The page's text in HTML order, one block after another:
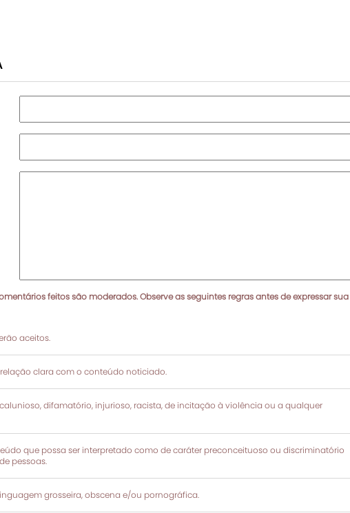
feitos são moderados. Observe as seguintes regras antes de expressar sua
aceitos.
clara com o conteúdo noticiado.
difamatório, injurioso, racista, de incitação à violência ou a qualquer
que possa ser interpretado como de caráter preconceituoso ou discriminatório
pessoas.
grosseira, obscena e/ou pornográfica.